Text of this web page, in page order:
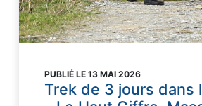
PUBLIÉ LE 13 MAI 2026
Trek de 3 jours dans